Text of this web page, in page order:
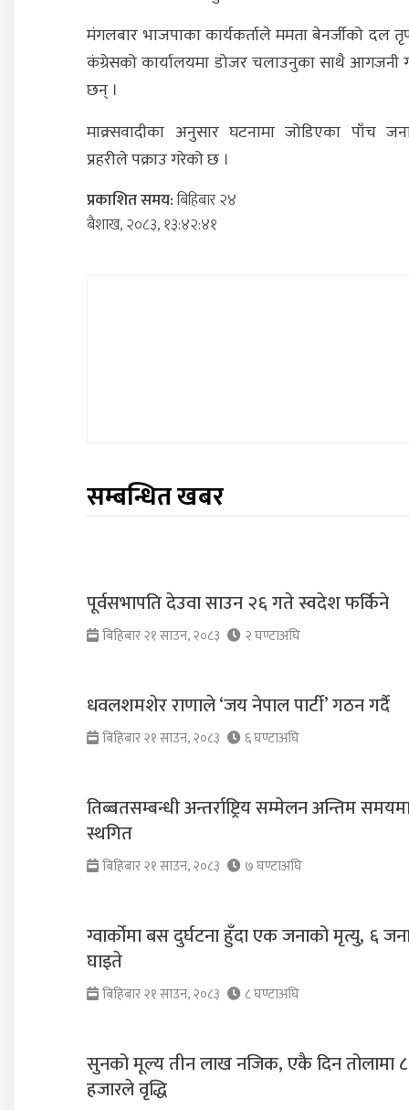
मंगलबार भाजपाका कार्यकर्ताले ममता बेनर्जीको दल
कंग्रेसको कार्यालयमा डोजर चलाउनुका साथै आगजनी
छन् ।
माक्र्सवादीका अनुसार घटनामा जोडिएका पाँच
प्रहरीले पक्राउ गरेको छ ।
प्रकाशित समय:बिहिबार २४
ब‌ैशाख, २०८३, १३:४२:४१
सम्बन्धित खबर
पूर्वसभापति देउवा साउन २६ गते स्वदेश फर्किने
बिहिबार २१ साउन, २०८३ २ घण्टाअघि
धवलशमशेर राणाले ‘जय नेपाल पार्टी’ गठन गर्दै
बिहिबार २१ साउन, २०८३ ६ घण्टाअघि
तिब्बतसम्बन्धी अन्तर्राष्ट्रिय सम्मेलन अन्तिम
स्थगित
बिहिबार २१ साउन, २०८३ ७ घण्टाअघि
ग्वार्कोमा बस दुर्घटना हुँदा एक जनाको मृत्यु, ६
घाइते
बिहिबार २१ साउन, २०८३ ८ घण्टाअघि
सुनको मूल्य तीन लाख नजिक, एकै दिन तोलामा ८
हजारले वृद्धि